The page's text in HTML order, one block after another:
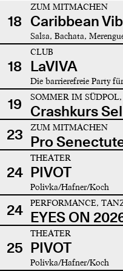
18
ZUM MITMACHEN
Caribbean
Salsa, Bachata,
18
CLUB
LaVIVA
Die barrierefreie Party
19 SOMMER IM
Crashkurs
23
ZUM MITMACHEN
Pro
24
THEATER
PIVOT
Polivka/Hafner/Koch
24 PERFORMANCE,
EYES ON
25
THEATER
PIVOT
Polivka/Hafner/Koch